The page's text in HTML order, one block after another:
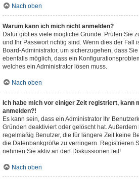
Nach oben
Warum kann ich mich nicht anmelden?
Dafür gibt es viele mögliche Gründe. Prüfen Sie
und Ihr Passwort richtig sind. Wenn dies der Fall
Board-Administrator, um sicherzugehen, dass
ebenfalls möglich, dass ein
welches ein Administrator lösen muss.
Nach oben
Ich habe mich vor einiger Zeit registriert, kann
anmelden?!
Es kann sein, dass ein Administrator Ihr
Gründen deaktiviert oder gelöscht hat.
regelmäßig Benutzer, die für längere Zeit keine
die Datenbankgröße zu verringern. Registrieren
nehmen Sie aktiv an den Diskussionen teil!
Nach oben